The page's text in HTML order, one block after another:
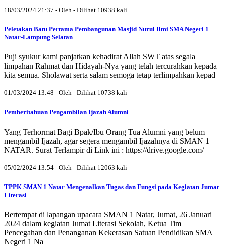
18/03/2024 21:37 - Oleh - Dilihat 10938 kali
Peletakan Batu Pertama Pembangunan Masjid Nurul Ilmi SMA Negeri 1
Natar-Lampung Selatan
Puji syukur kami panjatkan kehadirat Allah SWT atas segala
limpahan Rahmat dan Hidayah-Nya yang telah tercurahkan kepada
kita semua. Sholawat serta salam semoga tetap terlimpahkan kepad
01/03/2024 13:48 - Oleh - Dilihat 10738 kali
Pemberitahuan Pengambilan Ijazah Alumni
Yang Terhormat Bagi Bpak/Ibu Orang Tua Alumni yang belum
mengambil Ijazah, agar segera mengambil Ijazahnya di SMAN 1
NATAR. Surat Terlampir di Link ini : https://drive.google.com/
05/02/2024 13:54 - Oleh - Dilihat 12063 kali
TPPK SMAN 1 Natar Mengenalkan Tugas dan Fungsi pada Kegiatan Jumat
Literasi
Bertempat di lapangan upacara SMAN 1 Natar, Jumat, 26 Januari
2024 dalam kegiatan Jumat Literasi Sekolah, Ketua Tim
Pencegahan dan Penanganan Kekerasan Satuan Pendidikan SMA
Negeri 1 Na